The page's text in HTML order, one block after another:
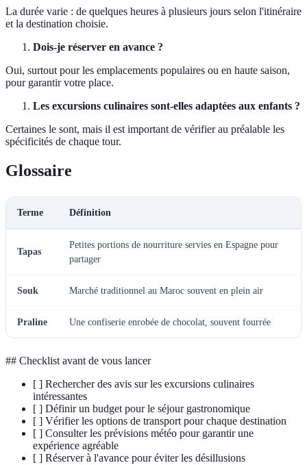
La durée varie : de quelques heures à plusieurs jours selon l'itinéraire
et la destination choisie.
Dois-je réserver en avance ?
Oui, surtout pour les emplacements populaires ou en haute saison,
pour garantir votre place.
Les excursions culinaires sont-elles adaptées aux enfants ?
Certaines le sont, mais il est important de vérifier au préalable les
spécificités de chaque tour.
Glossaire
Terme Définition
Tapas
Petites portions de nourriture servies en Espagne pour
partager
Souk Marché traditionnel au Maroc souvent en plein air
Praline Une confiserie enrobée de chocolat, souvent fourrée
## Checklist avant de vous lancer
[ ] Rechercher des avis sur les excursions culinaires
intéressantes
[ ] Définir un budget pour le séjour gastronomique
[ ] Vérifier les options de transport pour chaque destination
[ ] Consulter les prévisions météo pour garantir une
expérience agréable
[ ] Réserver à l'avance pour éviter les désillusions